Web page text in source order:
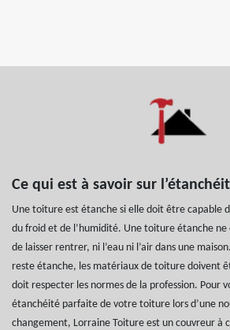
Ce qui est à savoir sur
Une toiture est étanche si elle doit être capable
du froid et de l’humidité. Une toiture étanche
de laisser rentrer, ni l’eau ni l’air dans une
reste étanche, les matériaux de toiture doivent
doit respecter les normes de la profession. Pour
étanchéité parfaite de votre toiture lors d’une
changement, Lorraine Toiture est un couvreur à